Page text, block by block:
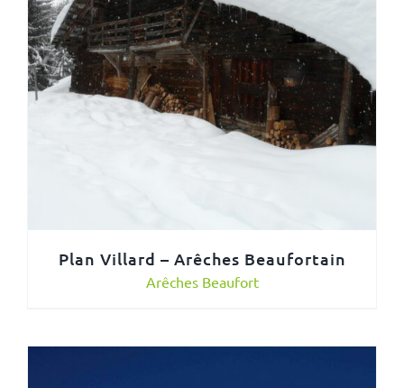
Plan Villard – Arêches Beaufortain
Arêches Beaufort